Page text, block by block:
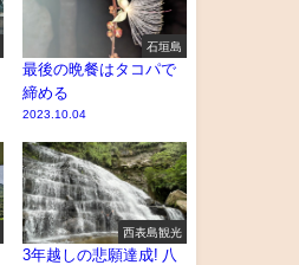
石垣島
最後の晩餐はタコパで
締める
2023.10.04
西表島観光
3年越しの悲願達成! 八